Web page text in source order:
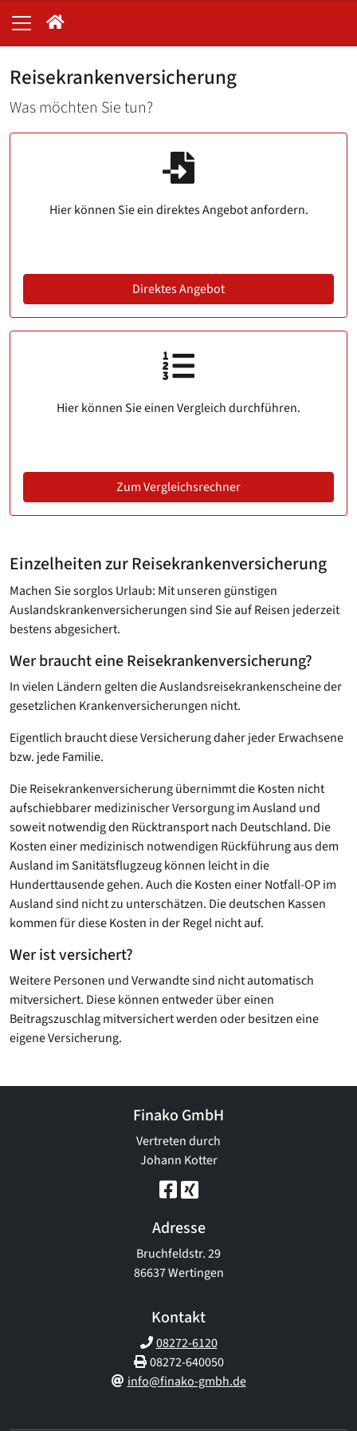
Reisekrankenversicherung
Was möchten Sie tun?
Hier können Sie ein direktes Angebot anfordern.
Direktes Angebot
Hier können Sie einen Vergleich durchführen.
Zum Vergleichsrechner
Einzelheiten zur Reisekrankenversicherung
Machen Sie sorglos Urlaub: Mit unseren günstigen
Auslandskrankenversicherungen sind Sie auf Reisen jederzeit
bestens abgesichert.
Wer braucht eine Reisekrankenversicherung?
In vielen Ländern gelten die Auslandsreisekrankenscheine der
gesetzlichen Krankenversicherungen nicht.
Eigentlich braucht diese Versicherung daher jeder Erwachsene
bzw. jede Familie.
Die Reisekrankenversicherung übernimmt die Kosten nicht
aufschiebbarer medizinischer Versorgung im Ausland und
soweit notwendig den Rücktransport nach Deutschland. Die
Kosten einer medizinisch notwendigen Rückführung aus dem
Ausland im Sanitätsflugzeug können leicht in die
Hunderttausende gehen. Auch die Kosten einer Notfall-OP im
Ausland sind nicht zu unterschätzen. Die deutschen Kassen
kommen für diese Kosten in der Regel nicht auf.
Wer ist versichert?
Weitere Personen und Verwandte sind nicht automatisch
mitversichert. Diese können entweder über einen
Beitragszuschlag mitversichert werden oder besitzen eine
eigene Versicherung.
Finako GmbH
Vertreten durch
Johann Kotter
Adresse
Bruchfeldstr. 29
86637 Wertingen
Kontakt
08272-6120
08272-640050
info@finako-gmbh.de